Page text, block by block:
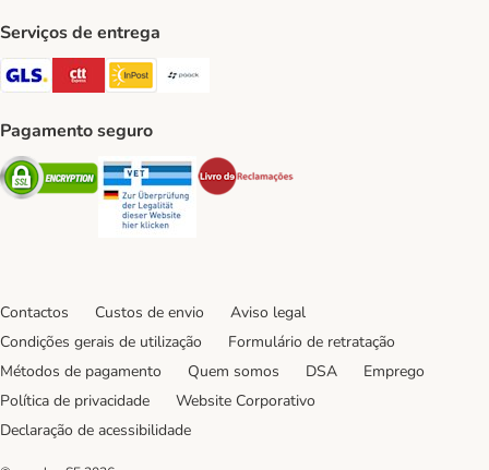
Serviços de entrega
GLS Shipping Method
CTTExpress Shipping Method
InPost Shipping Method
Pagamento seguro
Security Security
Contactos Custos de envio
Aviso legal
Condições gerais de utilização
Formulário de retratação
Métodos de pagamento
Quem somos DSA
Emprego
Política de privacidade
Website Corporativo
Declaração de acessibilidade